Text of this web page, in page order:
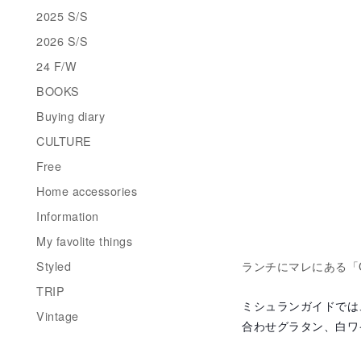
ランチにマレにある
ミシュランガイドで
合わせグラタン、白
2025 S/S
2026 S/S
24 F/W
BOOKS
Buying diary
CULTURE
Free
Home accessories
Information
My favolite things
Styled
TRIP
Vintage